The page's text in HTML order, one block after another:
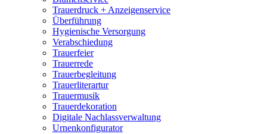
Trauerdruck + Anzeigenservice
Überführung
Hygienische Versorgung
Verabschiedung
Trauerfeier
Trauerrede
Trauerbegleitung
Trauerliterartur
Trauermusik
Trauerdekoration
Digitale Nachlassverwaltung
Urnenkonfigurator